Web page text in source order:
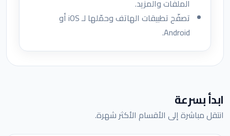
الملفات والمزيد.
تصفّح تطبيقات الهاتف وحمّلها لـ iOS أو
Android.
ابدأ بسرعة
انتقل مباشرة إلى الأقسام الأكثر شهرة.